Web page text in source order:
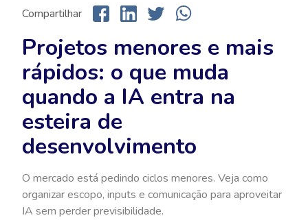
Compartilhar
Projetos menores e mais
rápidos: o que muda
quando a IA entra na
esteira de
desenvolvimento
O mercado está pedindo ciclos menores. Veja como
organizar escopo, inputs e comunicação para aproveitar
IA sem perder previsibilidade.